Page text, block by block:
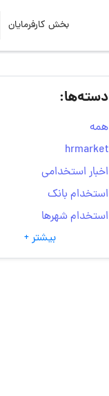
بخش کارفرمایان
دسته‌ها:
همه
hrmarket
اخبار استخدامی
استخدام بانک
استخدام شهرها
انتخاب مسیر شغلی
به‌روزرسانی‌های سایت
بیشتر +